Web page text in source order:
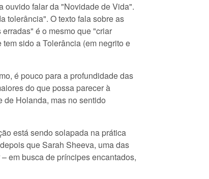
ouvido falar da "Novidade de Vida".
tolerância". O texto fala sobre as
é o mesmo que "criar
sido a Tolerância (em negrito e
é pouco para a profundidade das
do que possa parecer à
de Holanda, mas no sentido
está sendo solapada na prática
que Sarah Sheeva, uma das
em busca de príncipes encantados,